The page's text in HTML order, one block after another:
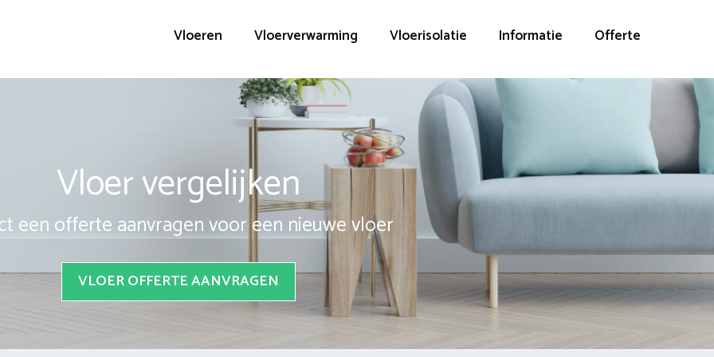
Vloeren Vloerverwarming Vloerisolatie Informatie Offerte
Vloer vergelijken
een offerte aanvragen voor een nieuwe vloer
VLOER OFFERTE AANVRAGEN